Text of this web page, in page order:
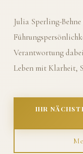
Julia Sperling-
Verantwortung
Leben mit Klarheit,
IHR